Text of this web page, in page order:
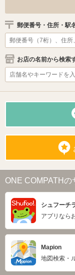
郵便番号・住所・駅
お店の名前から検索
ONE COMPATHの
シュフーチ
アプリなら
Mapion
地図検索・